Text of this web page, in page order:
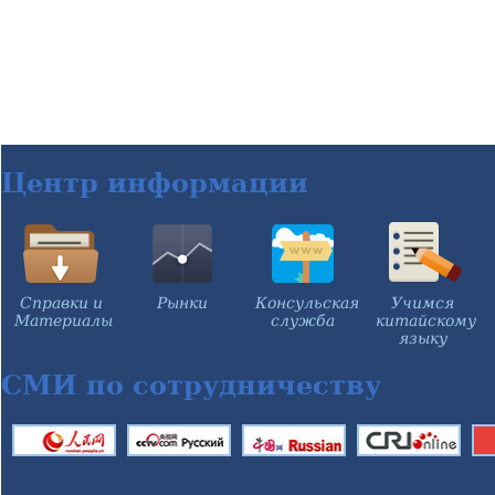
Центр информации
Справки и
Материалы
Рынки
Консульская
служба
Учимся
китайскому
языку
СМИ по сотрудничеству